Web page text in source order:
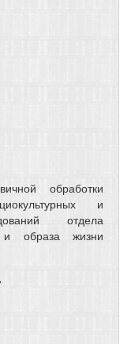
обработки
и
отдела
и образа жизни